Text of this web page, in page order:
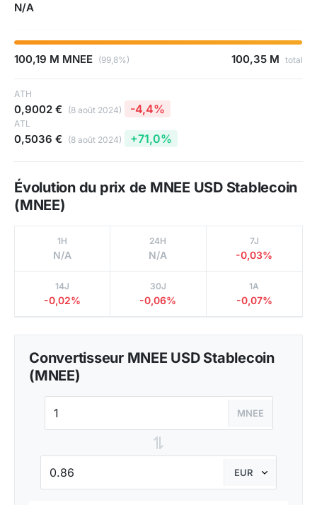
N/A
100,19 M MNEE (99,8%) 100,35 M total
ATH
0,9002 € (8 août 2024) -4,4%
ATL
0,5036 € (8 août 2024) +71,0%
Évolution du prix de MNEE USD Stablecoin
(MNEE)
1H
N/A
24H
N/A
7J
-0,03%
14J
-0,02%
30J
-0,06%
1A
-0,07%
Convertisseur MNEE USD Stablecoin
(MNEE)
MNEE
⇌